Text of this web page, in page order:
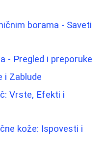
borama - Saveti
- Pregled i preporuke
i Zablude
Vrste, Efekti i
kože: Ispovesti i